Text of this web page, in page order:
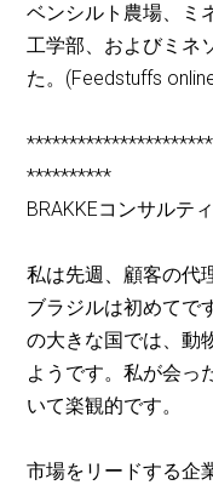
ベンシルト農場、ミ
工学部、およびミネ
た。(Feedstuffs
**********
BRAKKEコンサルテ
私は先週、顧客の代
ブラジルは初めてで
の大きな国では、動
ようです。私が会っ
いて楽観的です。
市場をリードする企